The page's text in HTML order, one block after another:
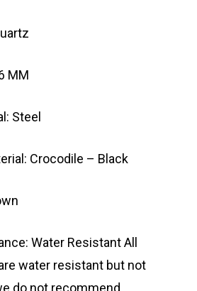
MM
Steel
Crocodile – Black
Water Resistant All
water resistant but not
do not recommend